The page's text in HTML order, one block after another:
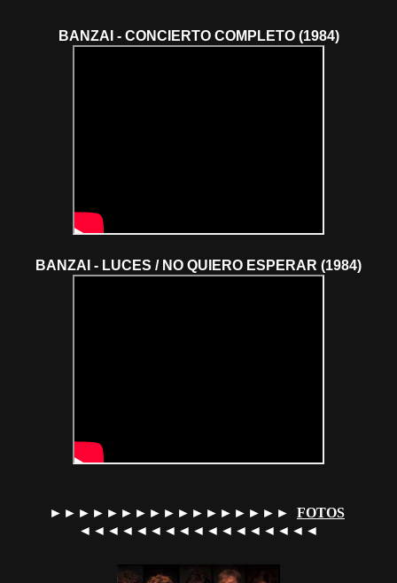
BANZAI - CONCIERTO COMPLETO (1984)
BANZAI - LUCES / NO QUIERO ESPERAR (1984)
►►►►►►►►►►►►►►►►► FOTOS
◄◄◄◄◄◄◄◄◄◄◄◄◄◄◄◄◄